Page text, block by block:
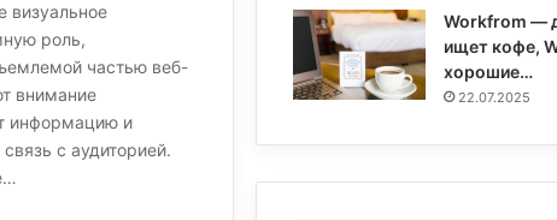
визуальное
роль,
частью веб-
внимание
информацию и
с аудиторией.
Workfrom —
ищет кофе,
хорошие…
22.07.2025